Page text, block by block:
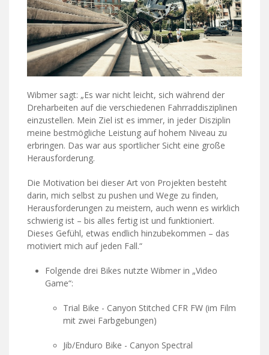
Wibmer sagt: „Es war nicht leicht, sich während der
Dreharbeiten auf die verschiedenen Fahrraddisziplinen
einzustellen. Mein Ziel ist es immer, in jeder Disziplin
meine bestmögliche Leistung auf hohem Niveau zu
erbringen. Das war aus sportlicher Sicht eine große
Herausforderung.
Die Motivation bei dieser Art von Projekten besteht
darin, mich selbst zu pushen und Wege zu finden,
Herausforderungen zu meistern, auch wenn es wirklich
schwierig ist – bis alles fertig ist und funktioniert.
Dieses Gefühl, etwas endlich hinzubekommen – das
motiviert mich auf jeden Fall.“
Folgende drei Bikes nutzte Wibmer in „Video
Game“:
Trial Bike - Canyon Stitched CFR FW (im Film
mit zwei Farbgebungen)
Jib/Enduro Bike - Canyon Spectral